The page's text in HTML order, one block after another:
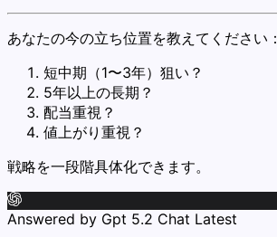
あなたの今の立ち位置を教えてください：
短中期（1〜3年）狙い？
5年以上の長期？
配当重視？
値上がり重視？
戦略を一段階具体化できます。
Answered by Gpt 5.2 Chat Latest